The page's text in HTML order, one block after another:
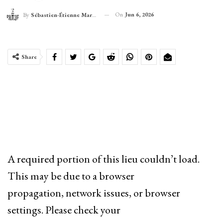
By Sébastien-Étienne Marechal On Jun 6, 2026
Share
A required portion of this lieu couldn’t load.
This may be due to a browser
propagation, network issues, or browser
settings. Please check your